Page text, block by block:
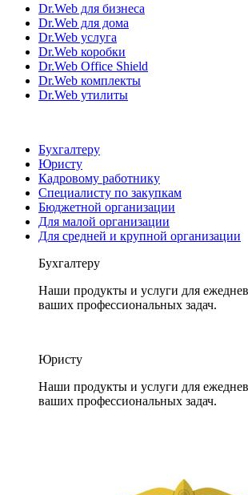
Dr.Web для бизнеса
Dr.Web для дома
Dr.Web услуга
Dr.Web коробки
Dr.Web Office Shield
Dr.Web комплекты
Dr.Web утилиты
Бухгалтеру
Юристу
Кадровому работнику
Специалисту по закупкам
Бюджетной организации
Для малой организации
Для средней и крупной организации
Бухгалтеру
Наши продукты и услуги для
ваших профессиональных задач.
Юристу
Наши продукты и услуги для
ваших профессиональных задач.